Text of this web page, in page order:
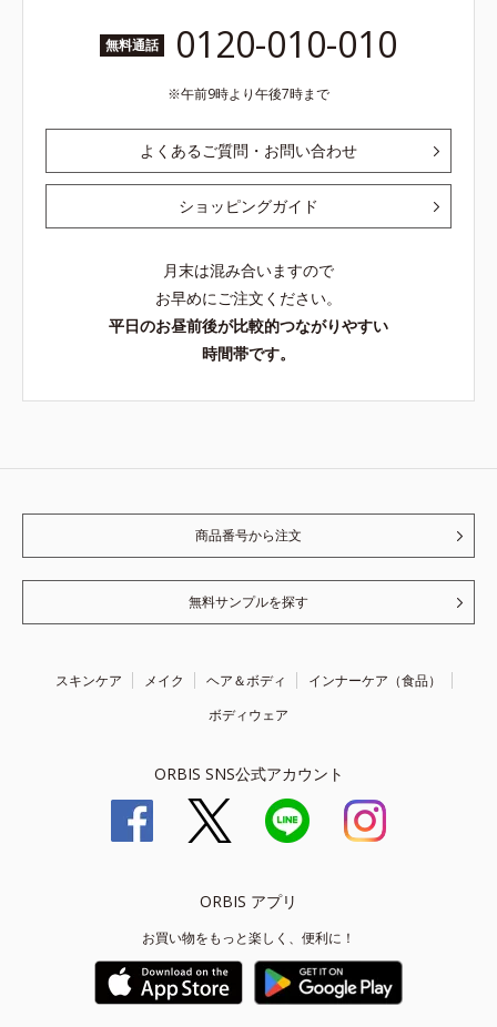
無料通話 0120-010-010
午前9時より午後7時まで
よくあるご質問・お問い合わせ
ショッピングガイド
月末は混み合いますので
お早めにご注文ください。
平日のお昼前後が比較的つながりやすい
時間帯です。
商品番号から注文
無料サンプルを探す
スキンケア メイク ヘア＆ボディ
インナーケア（食品）
ボディウェア
ORBIS SNS公式アカウント
ORBIS アプリ
お買い物をもっと楽しく、便利に！